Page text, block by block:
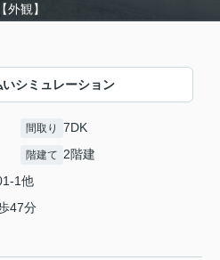
【外観】
いシミュレーション
間取り 7DK
階建て 2階建
1他
47分